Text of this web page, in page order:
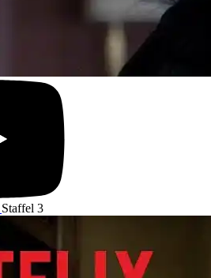
Staffel 3